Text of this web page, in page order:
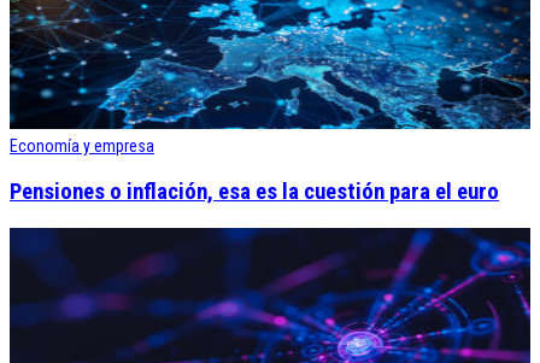
Economía y empresa
Pensiones o inflación, esa es la cuestión para el euro